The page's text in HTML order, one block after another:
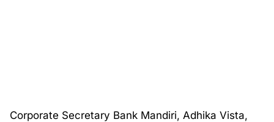
Corporate Secretary Bank Mandiri, Adhika Vista,